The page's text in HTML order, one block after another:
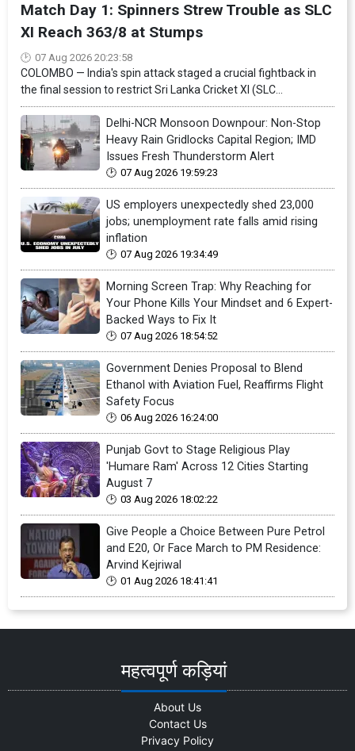
Match Day 1: Spinners Strew Trouble as SLC
XI Reach 363/8 at Stumps
07 Aug 2026 20:23:58
COLOMBO — India's spin attack staged a crucial fightback in
the final session to restrict Sri Lanka Cricket XI (SLC...
Delhi-NCR Monsoon Downpour: Non-Stop
Heavy Rain Gridlocks Capital Region; IMD
Issues Fresh Thunderstorm Alert
07 Aug 2026 19:59:23
US employers unexpectedly shed 23,000
jobs; unemployment rate falls amid rising
inflation
07 Aug 2026 19:34:49
Morning Screen Trap: Why Reaching for
Your Phone Kills Your Mindset and 6 Expert-
Backed Ways to Fix It
07 Aug 2026 18:54:52
Government Denies Proposal to Blend
Ethanol with Aviation Fuel, Reaffirms Flight
Safety Focus
06 Aug 2026 16:24:00
Punjab Govt to Stage Religious Play
'Humare Ram' Across 12 Cities Starting
August 7
03 Aug 2026 18:02:22
Give People a Choice Between Pure Petrol
and E20, Or Face March to PM Residence:
Arvind Kejriwal
01 Aug 2026 18:41:41
महत्वपूर्ण कड़ियां
About Us
Contact Us
Privacy Policy